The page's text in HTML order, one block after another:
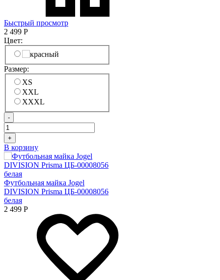
Быстрый просмотр
2 499 Р
Цвет:
Размер:
XS
XXL
XXXL
-
+
В корзину
Футбольная майка Jogel
DIVISION Prisma ЦБ-00008056
белая
2 499 Р